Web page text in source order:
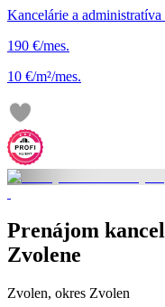
Kancelárie a
190 €/mes.
10 €/m²/mes.
Prenájom
Zvolene
Zvolen, okres Zvolen